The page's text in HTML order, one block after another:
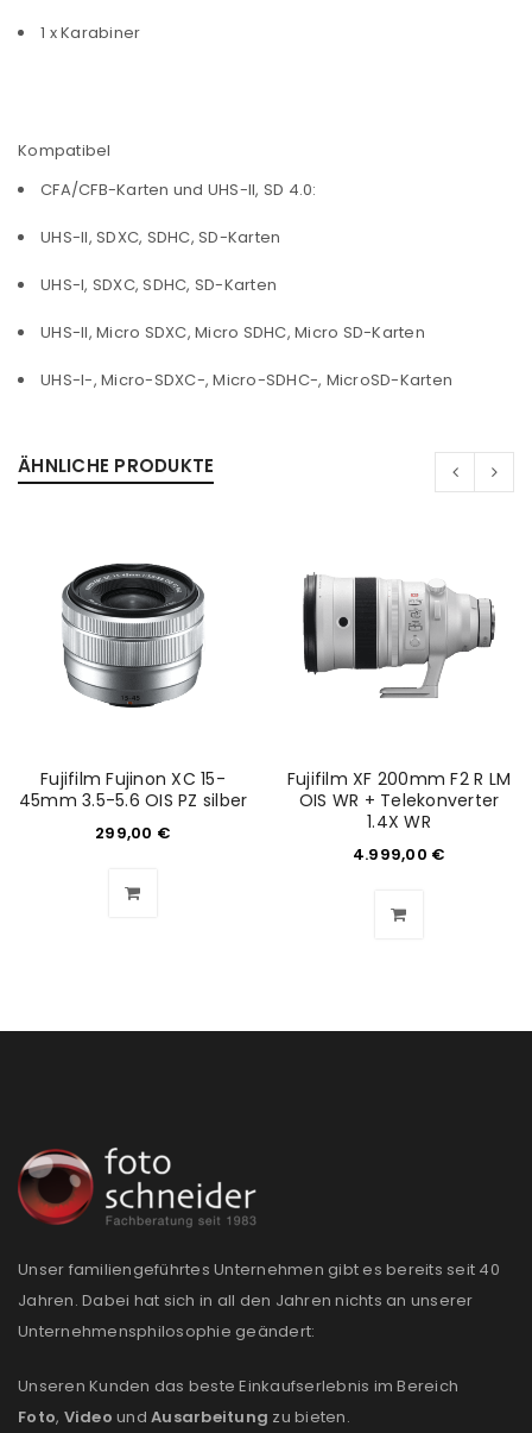
PASSWORT VERGESSEN?
REGISTRIEREN
E-Mail-Adresse*
Ein Link zum Erstellen eines neuen Passworts wird an
NEWSLETTER ABONNIEREN
Please select all the ways you would like to hear from
us
Ich stimme zu
Ja, ich möchte ein Kundenkonto eröffnen und
akzeptiere dieDatenschutzerklärung. *
1 x Karabiner
Kompatibel
CFA/CFB-Karten und UHS-II, SD 4.0:
UHS-II, SDXC, SDHC, SD-Karten
UHS-I, SDXC, SDHC, SD-Karten
UHS-II, Micro SDXC, Micro SDHC, Micro SD-Karten
UHS-I-, Micro-SDXC-, Micro-SDHC-, MicroSD-Karten
ÄHNLICHE PRODUKTE
Fujifilm Fujinon XC 15-
45mm 3.5-5.6 OIS PZ silber
299,00 €
Fujifilm XF 200mm F2 R LM
OIS WR + Telekonverter
1.4X WR
4.999,00 €
Unser familiengeführtes Unternehmen gibt es bereits seit 40
Jahren. Dabei hat sich in all den Jahren nichts an unserer
Unternehmensphilosophie geändert:
Unseren Kunden das beste Einkaufserlebnis im Bereich
Foto, Video und Ausarbeitung zu bieten.